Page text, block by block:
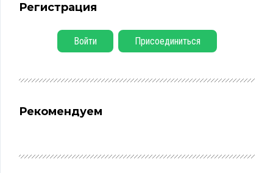
Регистрация
Войти Присоединиться
Рекомендуем